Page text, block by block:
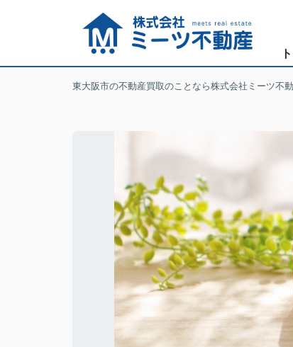
東大阪市の不動産買取のことなら株式会社ミーツ不